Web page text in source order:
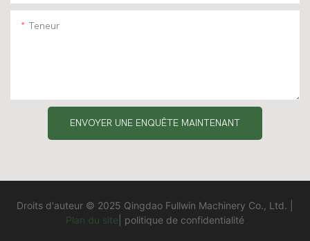
Teneur
ENVOYER UNE ENQUÊTE MAINTENANT
Droits d'auteur © 2025 Qingdao Fullwin Machinery Co., Ltd. |
Plan du site
politique de confidentialité